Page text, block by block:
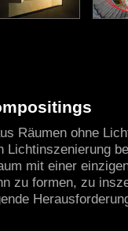
Räumen ohne
Lichtinszenierung
mit einer
zu formen, zu